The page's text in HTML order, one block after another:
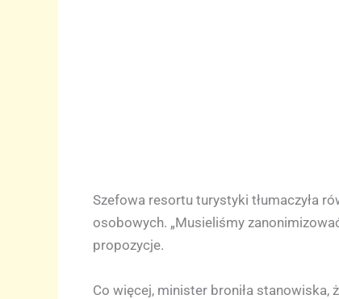
Szefowa resortu turystyki tłumaczyła
osobowych. „Musieliśmy
propozycje.
Co więcej, minister broniła stanowiska,